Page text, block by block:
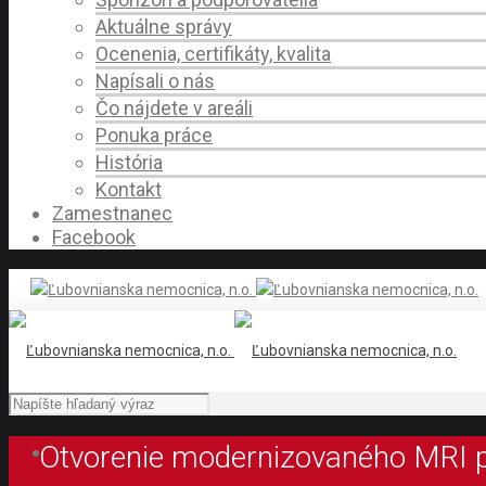
Aktuálne správy
Ocenenia, certifikáty, kvalita
Napísali o nás
Čo nájdete v areáli
Ponuka práce
História
Kontakt
Zamestnanec
Facebook
Otvorenie modernizovaného MRI